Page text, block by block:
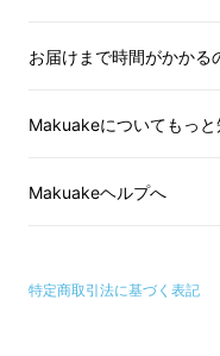
汚れた場所に行っ
れたことはありま
お届けまで時間がかかる
Makuakeについてもっ
Makuakeヘルプへ
特定商取引法に基づく表記